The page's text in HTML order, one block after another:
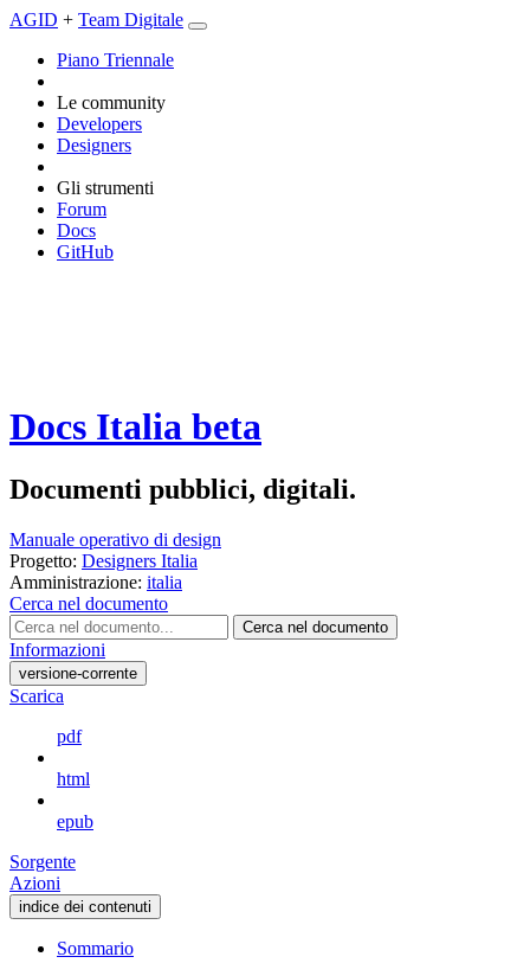
AGID + Team Digitale
Piano Triennale
Le community
Developers
Designers
Gli strumenti
Forum
Docs
GitHub
Docs Italia beta
Documenti pubblici, digitali.
Manuale operativo di design
Progetto: Designers Italia
Amministrazione: italia
Cerca nel documento
Cerca nel documento
Informazioni
versione-corrente
Scarica
pdf
html
epub
Sorgente
Azioni
indice dei contenuti
Sommario